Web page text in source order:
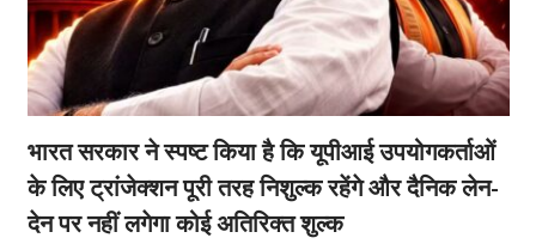
भारत सरकार ने स्पष्ट किया है कि यूपीआई उपयोगकर्ताओं
के लिए ट्रांजेक्शन पूरी तरह निशुल्क रहेंगे और दैनिक लेन-
देन पर नहीं लगेगा कोई अतिरिक्त शुल्क